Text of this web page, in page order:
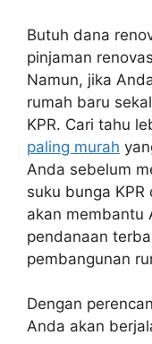
Butuh dana
pinjaman
Namun, jika
rumah baru
KPR. Cari tahu
paling murah
Anda sebelum
suku bunga
akan membantu
pendanaan
pembangunan
Dengan
Anda akan